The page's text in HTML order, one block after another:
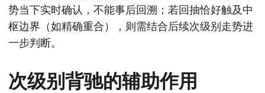
势当下实时确认，不能事后回溯；若回抽恰好触及中
枢边界（如精确重合），则需结合后续次级别走势进
一步判断。
次级别背驰的辅助作用